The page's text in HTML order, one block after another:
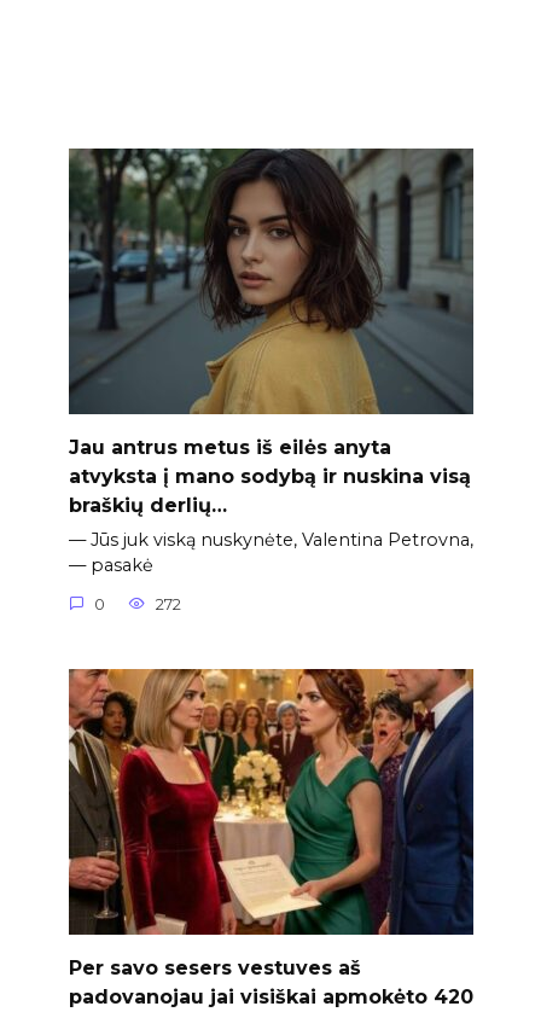
Jau antrus metus iš eilės anyta
atvyksta į mano sodybą ir nuskina visą
braškių derlių…
— Jūs juk viską nuskynėte, Valentina Petrovna,
— pasakė
0 272
Per savo sesers vestuves aš
padovanojau jai visiškai apmokėto 420